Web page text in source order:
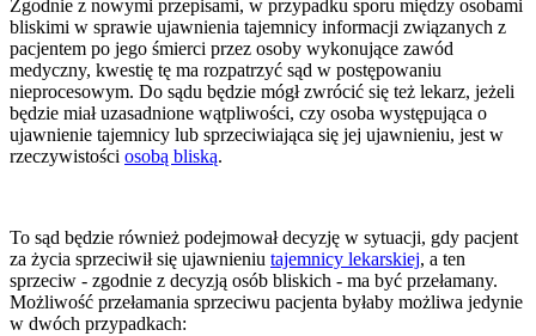
Zgodnie z nowymi przepisami, w przypadku sporu między osobami
bliskimi w sprawie ujawnienia tajemnicy informacji związanych z
pacjentem po jego śmierci przez osoby wykonujące zawód
medyczny, kwestię tę ma rozpatrzyć sąd w postępowaniu
nieprocesowym. Do sądu będzie mógł zwrócić się też lekarz, jeżeli
będzie miał uzasadnione wątpliwości, czy osoba występująca o
ujawnienie tajemnicy lub sprzeciwiająca się jej ujawnieniu, jest w
rzeczywistości osobą bliską.
To sąd będzie również podejmował decyzję w sytuacji, gdy pacjent
za życia sprzeciwił się ujawnieniu tajemnicy lekarskiej, a ten
sprzeciw - zgodnie z decyzją osób bliskich - ma być przełamany.
Możliwość przełamania sprzeciwu pacjenta byłaby możliwa jedynie
w dwóch przypadkach: